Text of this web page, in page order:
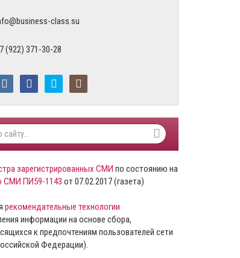
class.su
(922) 371-30-28
зарегистрированных СМИ по состоянию на
СМИ ПИ59-1143 от 07.02.2017 (газета)
рекомендательные технологии
информации на основе сбора,
к предпочтениям пользователей сети
Федерации).